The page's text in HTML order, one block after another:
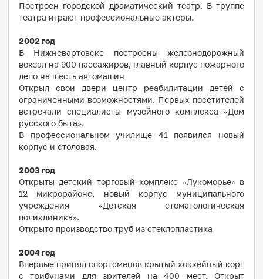
Построен городской драматический театр. В труппе
театра играют профессиональные актеры.
2002 год
В Нижневартовске построены железнодорожный
вокзал на 900 пассажиров, главный корпус пожарного
депо на шесть автомашин
Открыл свои двери центр реабилитации детей с
ограниченными возможностями. Первых посетителей
встречали специалисты музейного комплекса «Дом
русского быта».
В профессиональном училище 41 появился новый
корпус и столовая.
2003 год
Открыты детский торговый комплекс «Лукоморье» в
12 микрорайоне, новый корпус муниципального
учреждения «Детская стоматологическая
поликлиника».
Открыто производство труб из стеклопластика
2004 год
Впервые принял спортсменов крытый хоккейный корт
с трибунами для зрителей на 400 мест. Открыт